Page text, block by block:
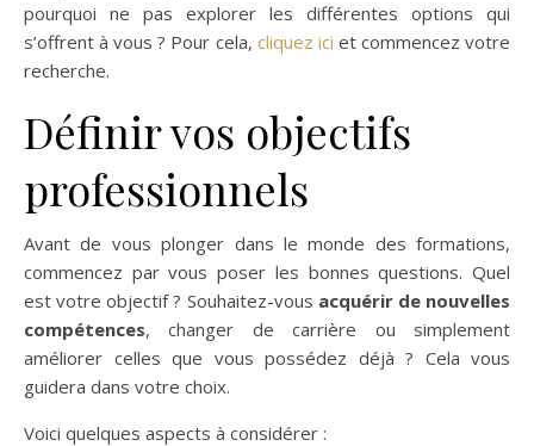
pourquoi ne pas explorer les différentes options qui
s’offrent à vous ? Pour cela, cliquez ici et commencez votre
recherche.
Définir vos objectifs
professionnels
Avant de vous plonger dans le monde des formations,
commencez par vous poser les bonnes questions. Quel
est votre objectif ? Souhaitez-vous acquérir de nouvelles
compétences, changer de carrière ou simplement
améliorer celles que vous possédez déjà ? Cela vous
guidera dans votre choix.
Voici quelques aspects à considérer :